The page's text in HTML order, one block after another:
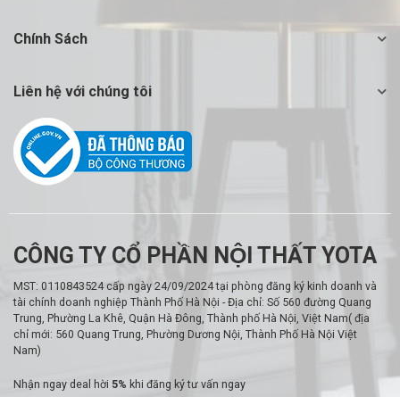
Chính Sách
Liên hệ với chúng tôi
CÔNG TY CỔ PHẦN NỘI THẤT YOTA
MST: 0110843524 cấp ngày 24/09/2024 tại phòng đăng ký kinh doanh và
tài chính doanh nghiệp Thành Phố Hà Nội - Địa chỉ: Số 560 đường Quang
Trung, Phường La Khê, Quận Hà Đông, Thành phố Hà Nội, Việt Nam( địa
chỉ mới: 560 Quang Trung, Phường Dương Nội, Thành Phố Hà Nội Việt
Nam)
Nhận ngay deal hời 5% khi đăng ký tư vấn ngay